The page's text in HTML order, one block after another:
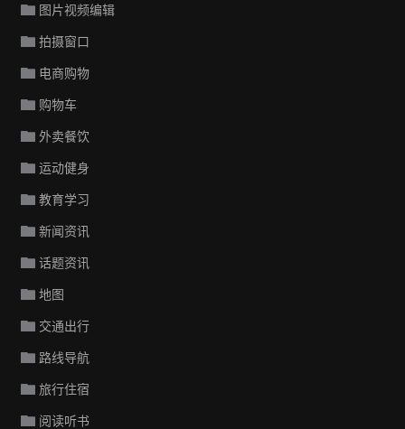
图片视频编辑
拍摄窗口
电商购物
购物车
外卖餐饮
运动健身
教育学习
新闻资讯
话题资讯
地图
交通出行
路线导航
旅行住宿
阅读听书